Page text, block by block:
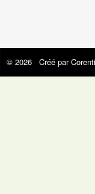
© 2026 Créé par